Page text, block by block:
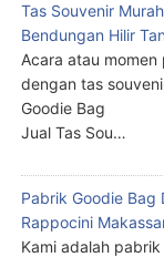
Tas Souvenir
Bendungan Hilir
Acara atau
dengan tas
Goodie Bag
Jual Tas Sou…
Pabrik Goodie Bag
Rappocini
Kami adalah